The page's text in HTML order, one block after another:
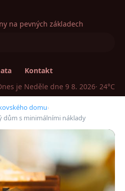
na pevných základech
Kontakt
je Neděle dne 9 8. 2026· 24°C
domu›
dům s minimálními náklady